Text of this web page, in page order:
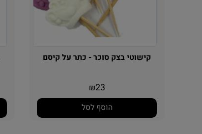
קישוטי בצק סוכר - כתר על קיסם
₪23
הוסף לסל